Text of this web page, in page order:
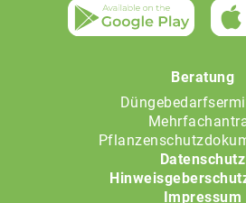
Beratung
Datenschutz
Impressum